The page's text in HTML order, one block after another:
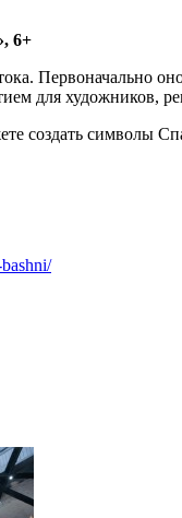
6+
Первоначально
для художников,
создать символы